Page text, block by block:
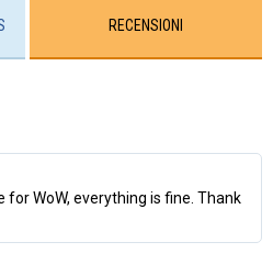
RECENSIONI
for WoW, everything is fine. Thank